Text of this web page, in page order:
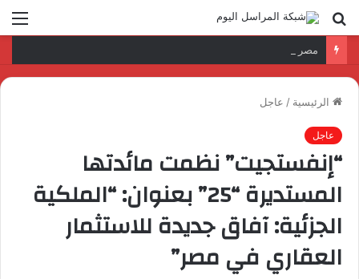
بحث
عن
الرئيسية / عاجل
عاجل
“إنفستجيت” نظمت مائدتها
المستديرة “25” بعنوان: “الملكية
الجزئية: آفاق جديدة للاستثمار
العقاري في مصر”